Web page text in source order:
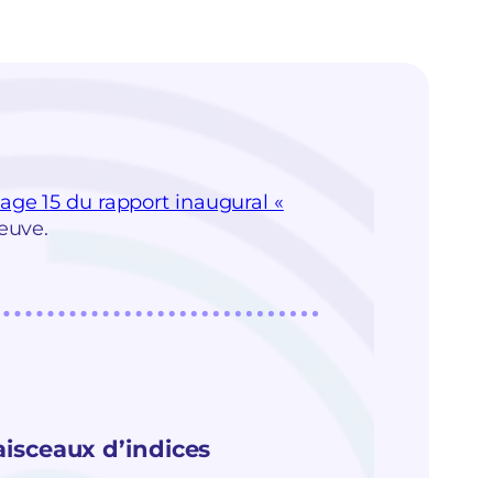
15 du rapport inaugural «
d’indices